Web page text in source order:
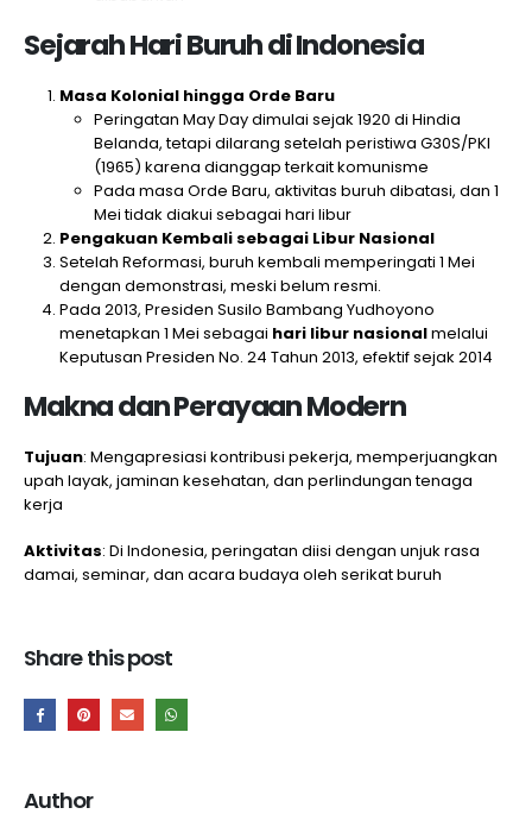
Sejarah Hari Buruh di Indonesia
Masa Kolonial hingga Orde Baru
Peringatan May Day dimulai sejak 1920 di Hindia
Belanda, tetapi dilarang setelah peristiwa G30S/PKI
(1965) karena dianggap terkait komunisme
Pada masa Orde Baru, aktivitas buruh dibatasi, dan 1
Mei tidak diakui sebagai hari libur
Pengakuan Kembali sebagai Libur Nasional
Setelah Reformasi, buruh kembali memperingati 1 Mei
dengan demonstrasi, meski belum resmi.
Pada 2013, Presiden Susilo Bambang Yudhoyono
menetapkan 1 Mei sebagai hari libur nasionalmelalui
Keputusan Presiden No. 24 Tahun 2013, efektif sejak 2014
Makna dan Perayaan Modern
Tujuan: Mengapresiasi kontribusi pekerja, memperjuangkan
upah layak, jaminan kesehatan, dan perlindungan tenaga
kerja
Aktivitas: Di Indonesia, peringatan diisi dengan unjuk rasa
damai, seminar, dan acara budaya oleh serikat buruh
Share this post
Author